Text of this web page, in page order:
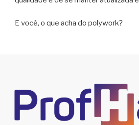
E você, o que acha do polywork?